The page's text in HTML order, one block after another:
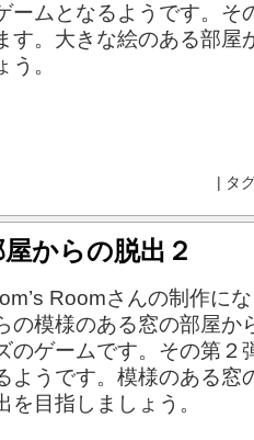
ームとなるようです。そ
す。大きな絵のある部屋
う。
| タ
からの脱出２
Roomさんの制作に
の模様のある窓の部屋か
のゲームです。その第２
ようです。模様のある窓
を目指しましょう。